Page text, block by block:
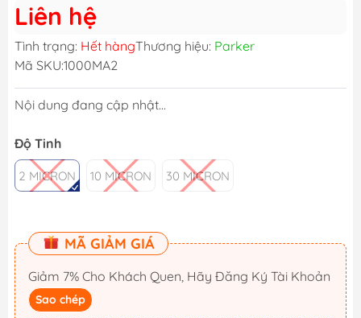
Liên hệ
Tình trạng: Hết hàngThương hiệu: Parker
Mã SKU:1000MA2
Nội dung đang cập nhật...
Độ Tinh
2 MICRON 10 MICRON 30 MICRON
MÃ GIẢM GIÁ
Giảm 7% Cho Khách Quen, Hãy Đăng Ký Tài Khoản
Sao chép